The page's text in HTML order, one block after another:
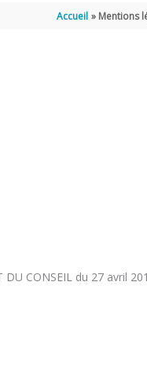
Accueil Mentions
DU CONSEIL du 27